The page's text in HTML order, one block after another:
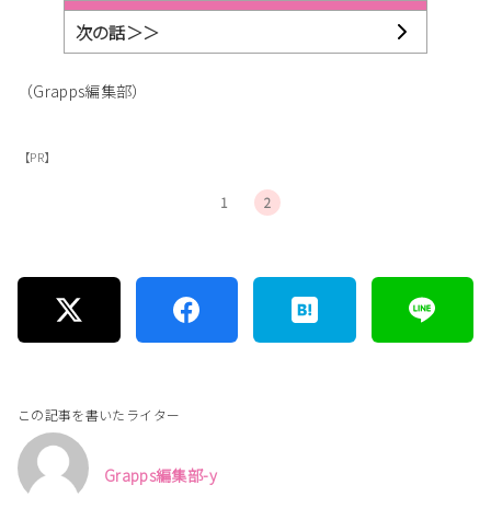
次の話＞＞
（Grapps編集部）
【PR】
1 2
この記事を書いたライター
Grapps編集部-y